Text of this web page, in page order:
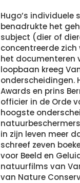
Hugo’s
benadrukte het
subject (dier of
concentreerde
het documenteren
loopbaan kreeg
onderscheidingen.
Awards en prins
officier in de Orde
hoogste
in zijn leven meer
schreef zeven
voor Beeld en
natuurfilms van
van Nature